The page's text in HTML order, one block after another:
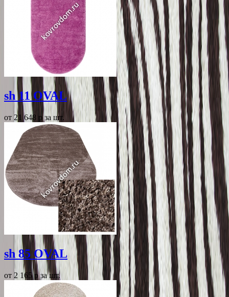
sh 11 OVAL
от 21 648 pза шт.
sh 85 OVAL
от 2 165 pза шт.